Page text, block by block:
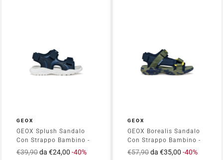
GEOX
GEOX Splush Sandalo
Con Strappo Bambino -
J65GPA05415 Blu
Prezzo
€39,90Prezzo
da €24,00 -40%
GEOX
GEOX Borealis Sandalo
Con Strappo Bambino -
J450RE01411
Prezzo
€57,90Prezzo
da €35,00 -40%